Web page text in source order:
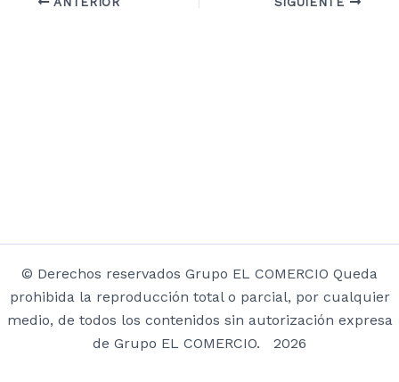
© Derechos reservados Grupo EL COMERCIO Queda
prohibida la reproducción total o parcial, por cualquier
medio, de todos los contenidos sin autorización expresa
de Grupo EL COMERCIO. 2026